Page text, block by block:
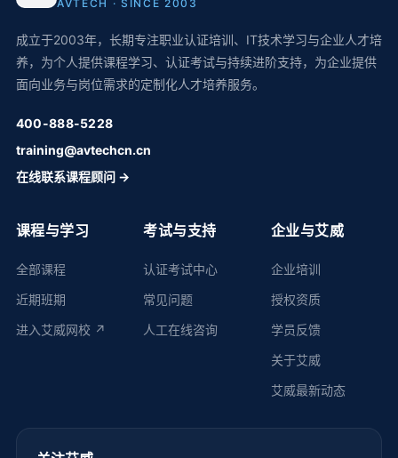
AVTECH · SINCE 2003
成立于2003年，长期专注职业认证培训、IT技术学习与企业人才培
养，为个人提供课程学习、认证考试与持续进阶支持，为企业提供
面向业务与岗位需求的定制化人才培养服务。
400-888-5228
training@avtechcn.cn
在线联系课程顾问 →
课程与学习
全部课程
近期班期
进入艾威网校 ↗
考试与支持
认证考试中心
常见问题
人工在线咨询
企业与艾威
企业培训
授权资质
学员反馈
关于艾威
艾威最新动态